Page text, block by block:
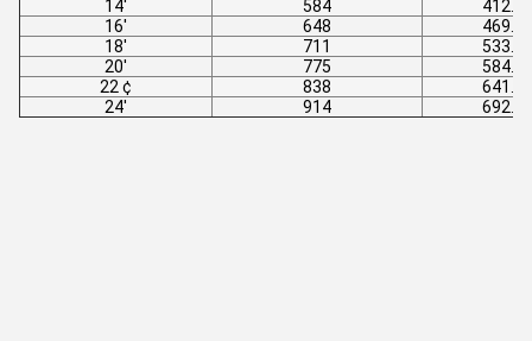
14'
584
412.8
16'
648
469.9
18'
711
533.4
20'
775
584.2
22 ¢
838
641.4
24'
914 692.2